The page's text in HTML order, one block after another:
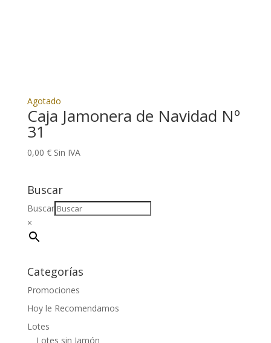
Agotado
Caja Jamonera de Navidad Nº
31
0,00 € Sin IVA
Buscar
Buscar
×
Categorías
Promociones
Hoy le Recomendamos
Lotes
Lotes sin Jamón